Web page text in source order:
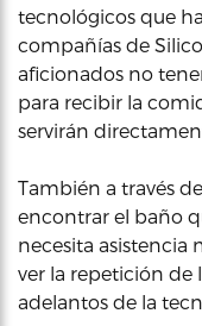
tecnológicos que
compañías de
aficionados no
para recibir la
servirán
También a través
encontrar el baño
necesita asistencia
ver la repetición de
adelantos de la